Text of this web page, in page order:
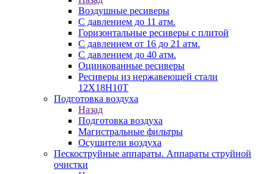
Воздушные ресиверы
С давлением до 11 атм.
Горизонтальные ресиверы с плитой
С давлением от 16 до 21 атм.
С давлением до 40 атм.
Оцинкованные ресиверы
Ресиверы из нержавеющей стали
12Х18Н10Т
Подготовка воздуха
Назад
Подготовка воздуха
Магистральные фильтры
Осушители воздуха
Пескоструйные аппараты. Аппараты струйной
очистки